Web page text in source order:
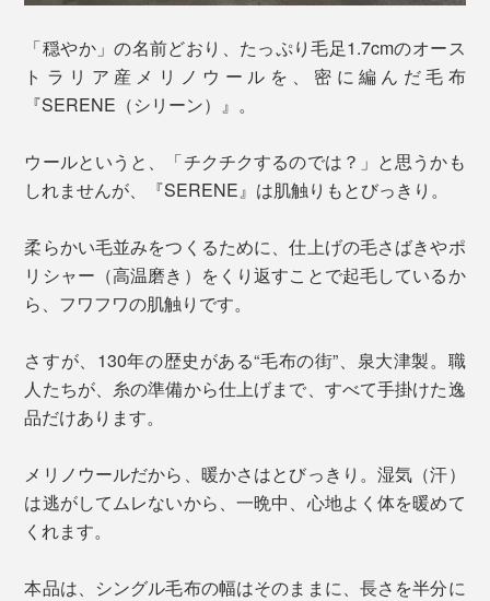
「穏やか」の名前どおり、たっぷり毛足1.7cmのオース
トラリア産メリノウールを、密に編んだ毛布
『SERENE（シリーン）』。
ウールというと、「チクチクするのでは？」と思うかも
しれませんが、『SERENE』は肌触りもとびっきり。
柔らかい毛並みをつくるために、仕上げの毛さばきやポ
リシャー（高温磨き）をくり返すことで起毛しているか
ら、フワフワの肌触りです。
さすが、130年の歴史がある“毛布の街”、泉大津製。職
人たちが、糸の準備から仕上げまで、すべて手掛けた逸
品だけあります。
メリノウールだから、暖かさはとびっきり。湿気（汗）
は逃がしてムレないから、一晩中、心地よく体を暖めて
くれます。
本品は、シングル毛布の幅はそのままに、長さを半分に